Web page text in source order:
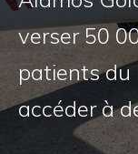
verser 50
patients du
accéder à